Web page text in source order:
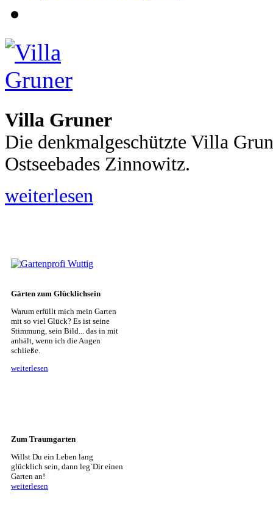
Villa Gruner
Die denkmalgeschützte Villa
Ostseebades Zinnowitz.
weiterlesen
Gärten zum Glücklichsein
Warum erfüllt mich mein Garten
mit so viel Glück? Es ist seine
Stimmung, sein Bild... das in mit
anhält, wenn ich die Augen
schließe.
weiterlesen
Zum Traumgarten
Willst Du ein Leben lang
glücklich sein, dann leg´Dir einen
Garten an!
weiterlesen